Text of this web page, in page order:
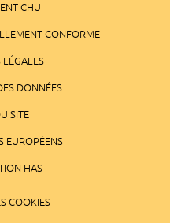
CHU
CONFORME
DONNÉES
SITE
EUROPÉENS
HAS
COOKIES